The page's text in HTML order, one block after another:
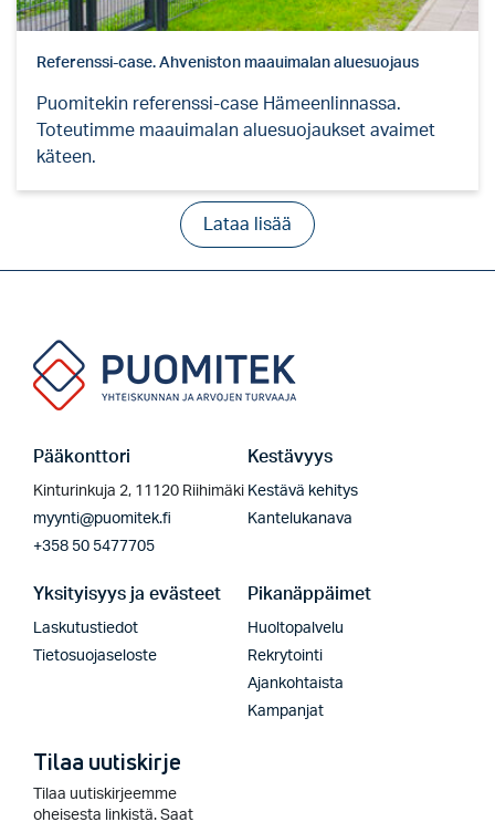
Referenssi-case. Ahveniston maauimalan aluesuojaus
Puomitekin referenssi-case Hämeenlinnassa.
Toteutimme maauimalan aluesuojaukset avaimet
käteen.
Lataa lisää
Pääkonttori
Kinturinkuja 2, 11120 Riihimäki
myynti@puomitek.fi
+358 50 5477705
Kestävyys
Kestävä kehitys
Kantelukanava
Yksityisyys ja evästeet
Laskutustiedot
Tietosuojaseloste
Pikanäppäimet
Huoltopalvelu
Rekrytointi
Ajankohtaista
Kampanjat
Tilaa uutiskirje
Tilaa uutiskirjeemme
oheisesta linkistä. Saat